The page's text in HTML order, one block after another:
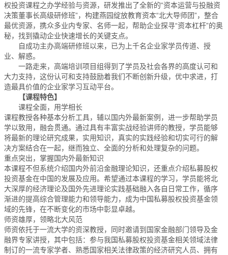
权投资课程之办学经验与资源，研发推出了全新的“资本运营与投融资
决策董事长高级研修班”，构建燕园绽放教育资本“北大导师团”，整合
最优资源，携众多业内专家、名师一起，帮助企业探寻“资本杠杆”的奥
秘，找到撬动企业快速增长的关键支点。
自成功主办高端研修班以来，已为上千名企业家学员传道、授
业、解惑。
一路走来，高端培训项目组得到了学员及社会各界的高度认可和
大力支持，这份认可和支持鼓励着我们不断创新升级，优中求进，打
造最具价值的企业家学习互动平台。
【课程特色】
课程全面，用学相长
课程教授各种基本分析工具，辅以国内外最新案例，进一步帮助学员
学以致用，融会贯通。通过具有丰富实战经验讲师的教授，学员能够
将最新的理论研究成果，实用知识，真实的实践经验和切实可行的解
决方案结合在一起，继而独立、全面的分析和处理复杂的问题。
重点突出，掌握国内外最新知识
本课程不但系统介绍国内外前沿金融理论知识，还重点介绍私募股权
投资基金在中国的发展及应用。希望通过本课程的学习，学员能将北
大深厚的经济理论及国外先进理论实践基础融入各自日常工作，循序
渐进的提高综合管理能力和领导能力，成为中国私募股权投资基金领
域的先锋，在不断变化的市场中彰显卓越。
师资雄厚，领略北大风范
师资依托于一流大学的资深教授，同时邀请到国家金融部门领导及金
融界专家讲授，其中包括：参与我国私募股权投资基金相关领域法律
制订的一流专家学者、熟悉国家相关法律政策的经济研究人员、拥有